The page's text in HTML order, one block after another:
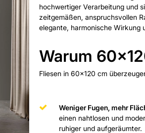
hochwertiger Verarbeitung und
zeitgemäßen, anspruchsvollen
elegante, harmonische Wirkung
Warum
Fliesen in 60x120 cm
Weniger Fugen, mehr
einen nahtlosen und
ruhiger und aufgeräumter.